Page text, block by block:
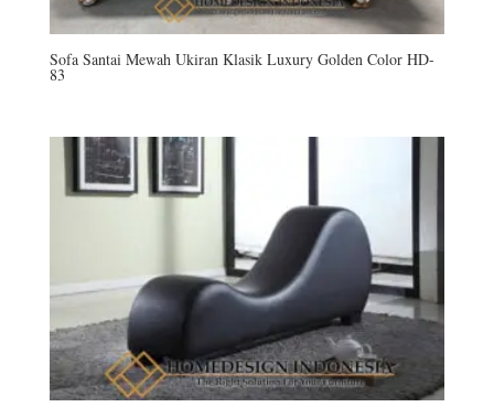
Sofa Santai Mewah Ukiran Klasik Luxury Golden Color HD-
83